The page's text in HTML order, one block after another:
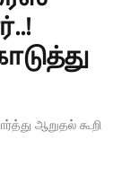
ஆறுதல் கூறி